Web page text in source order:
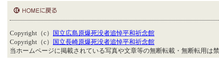
Copyright（c）
国立広島原爆死没者追悼平和祈念館
Copyright（c）
国立長崎原爆死没者追悼平和祈念館
当ホームページに掲載されている写真や文章等の無断転載・無断転用は